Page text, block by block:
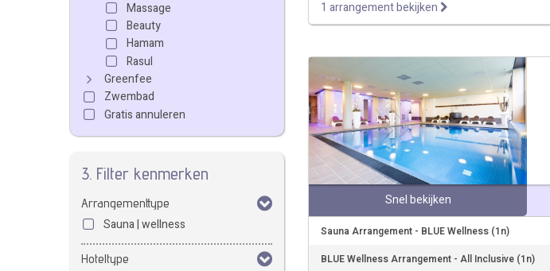
Massage
Beauty
Hamam
Rasul
Greenfee
Zwembad
Gratis annuleren
3. Filter kenmerken
Arrangementtype
Sauna | wellness
Hoteltype
1 arrangement bekijken
Snel bekijken
Sauna Arrangement - BLUE Wellness (1n)
BLUE Wellness Arrangement - All Inclusive (1n)